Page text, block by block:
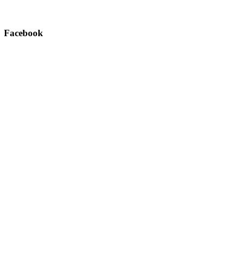
Facebook